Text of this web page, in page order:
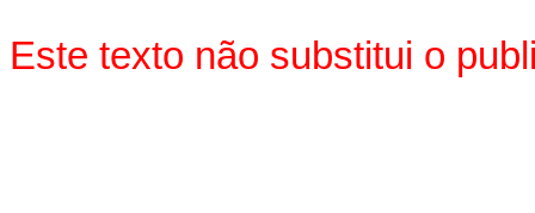
Este texto não substitui o